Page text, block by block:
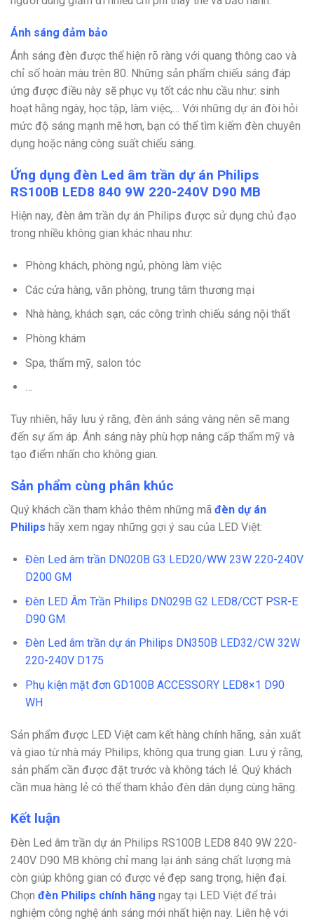
Ánh sáng đảm bảo
Ánh sáng đèn được thể hiện rõ ràng với quang thông cao và
chỉ số hoàn màu trên 80. Những sản phẩm chiếu sáng đáp
ứng được điều này sẽ phục vụ tốt các nhu cầu như: sinh
hoạt hằng ngày, học tập, làm việc,… Với những dự án đòi hỏi
mức độ sáng mạnh mẽ hơn, bạn có thể tìm kiếm đèn chuyên
dụng hoặc nâng công suất chiếu sáng.
Ứng dụng đèn Led âm trần dự án Philips
RS100B LED8 840 9W 220-240V D90 MB
Hiện nay, đèn âm trần dự án Philips được sử dụng chủ đạo
trong nhiều không gian khác nhau như:
Phòng khách, phòng ngủ, phòng làm việc
Các cửa hàng, văn phòng, trung tâm thương mại
Nhà hàng, khách sạn, các công trình chiếu sáng nội thất
Phòng khám
Spa, thẩm mỹ, salon tóc
…
Tuy nhiên, hãy lưu ý rằng, đèn ánh sáng vàng nên sẽ mang
đến sự ấm áp. Ánh sáng này phù hợp nâng cấp thẩm mỹ và
tạo điểm nhấn cho không gian.
Sản phẩm cùng phân khúc
Quý khách cần tham khảo thêm những mã đèn dự án
Philips hãy xem ngay những gợi ý sau của LED Việt:
Đèn Led âm trần DN020B G3 LED20/WW 23W 220-240V
D200 GM
Đèn LED Âm Trần Philips DN029B G2 LED8/CCT PSR-E
D90 GM
Đèn Led âm trần dự án Philips DN350B LED32/CW 32W
220-240V D175
Phụ kiện mặt đơn GD100B ACCESSORY LED8×1 D90
WH
Sản phẩm được LED Việt cam kết hàng chính hãng, sản xuất
và giao từ nhà máy Philips, không qua trung gian. Lưu ý rằng,
sản phẩm cần được đặt trước và không tách lẻ. Quý khách
cần mua hàng lẻ có thể tham khảo đèn dân dụng cùng hãng.
Kết luận
Đèn Led âm trần dự án Philips RS100B LED8 840 9W 220-
240V D90 MB không chỉ mang lại ánh sáng chất lượng mà
còn giúp không gian có được vẻ đẹp sang trọng, hiện đại.
Chọn đèn Philips chính hãng ngay tại LED Việt để trải
nghiệm công nghệ ánh sáng mới nhất hiện nay. Liên hệ với